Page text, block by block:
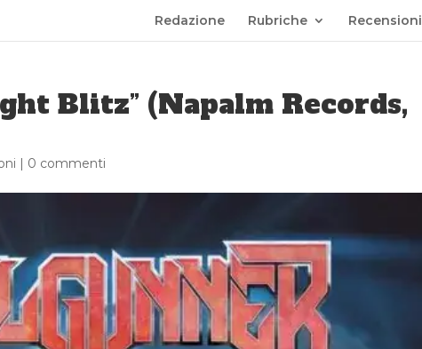
Redazione Rubriche Recensioni
Blitz” (Napalm Records,
| 0 commenti